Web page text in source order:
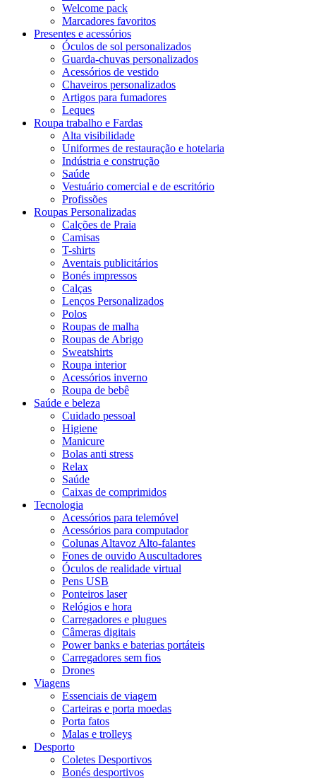
Welcome pack
Marcadores favoritos
Presentes e acessórios
Óculos de sol personalizados
Guarda-chuvas personalizados
Acessórios de vestido
Chaveiros personalizados
Artigos para fumadores
Leques
Roupa trabalho e Fardas
Alta visibilidade
Uniformes de restauração e hotelaria
Indústria e construção
Saúde
Vestuário comercial e de escritório
Profissões
Roupas Personalizadas
Calções de Praia
Camisas
T-shirts
Aventais publicitários
Bonés impressos
Calças
Lenços Personalizados
Polos
Roupas de malha
Roupas de Abrigo
Sweatshirts
Roupa interior
Acessórios inverno
Roupa de bebê
Saúde e beleza
Cuidado pessoal
Higiene
Manicure
Bolas anti stress
Relax
Saúde
Caixas de comprimidos
Tecnologia
Acessórios para telemóvel
Acessórios para computador
Colunas Altavoz Alto-falantes
Fones de ouvido Auscultadores
Óculos de realidade virtual
Pens USB
Ponteiros laser
Relógios e hora
Carregadores e plugues
Câmeras digitais
Power banks e baterias portáteis
Carregadores sem fios
Drones
Viagens
Essenciais de viagem
Carteiras e porta moedas
Porta fatos
Malas e trolleys
Desporto
Coletes Desportivos
Bonés desportivos